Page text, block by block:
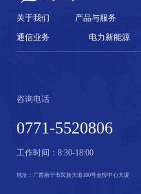
关于我们 产品与服务
通信业务
电力新能源
咨询电话
0771-5520806
工作时间： 8:30-18:00
地址： 广西南宁市民族大道180号金投中心大厦